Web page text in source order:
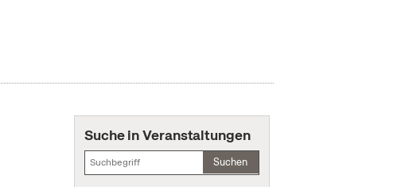
Suche in Veranstaltungen
Suchen